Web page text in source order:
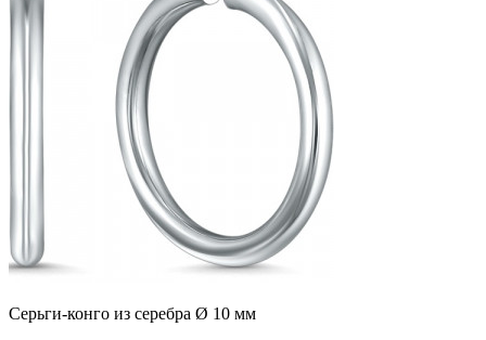
Серьги-конго из серебра Ø 10 мм